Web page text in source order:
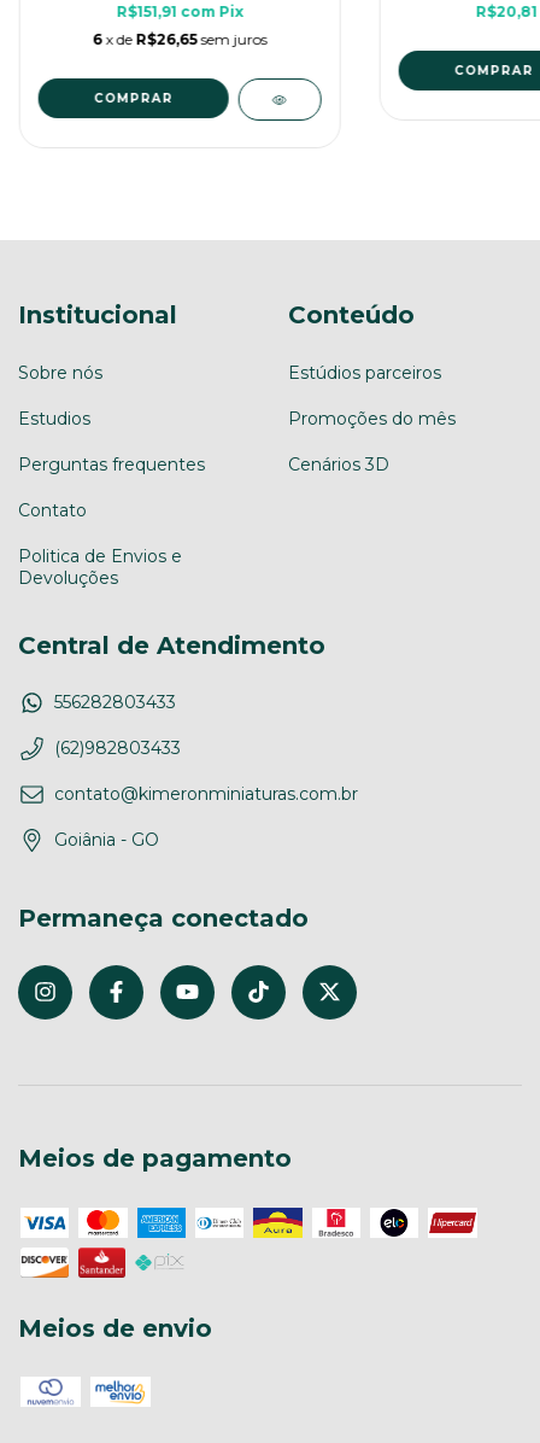
R$151,91 com Pix
6 x de R$26,65 sem juros
R$20,81
COMPRAR
Institucional
Sobre nós
Estudios
Perguntas frequentes
Contato
Politica de Envios e
Devoluções
Conteúdo
Estúdios parceiros
Promoções do mês
Cenários 3D
Central de Atendimento
556282803433
(62)982803433
contato@kimeronminiaturas.com.br
Goiânia - GO
Permaneça conectado
Meios de pagamento
Meios de envio